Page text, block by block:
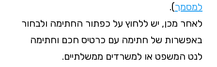
למסמך).
לאחר מכן, יש ללחוץ על כפתור החתימה ולבחור
באפשרות של חתימה עם כרטיס חכם וחתימה
לנט המשפט או למשרדים ממשלתיים.